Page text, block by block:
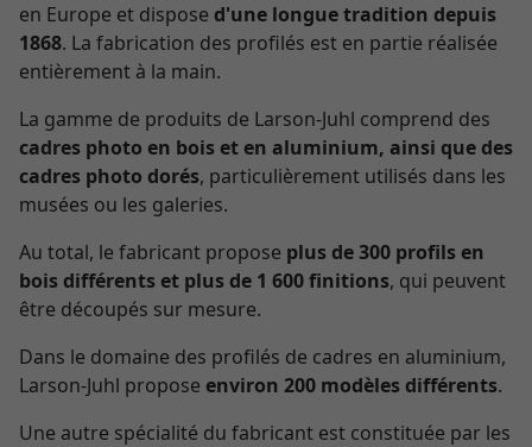
en Europe et dispose d'une longue tradition depuis
1868. La fabrication des profilés est en partie réalisée
entièrement à la main.
La gamme de produits de Larson-Juhl comprend des
cadres photo en bois et en aluminium, ainsi que des
cadres photo dorés, particulièrement utilisés dans les
musées ou les galeries.
Au total, le fabricant propose plus de 300 profils en
bois différents et plus de 1 600 finitions, qui peuvent
être découpés sur mesure.
Dans le domaine des profilés de cadres en aluminium,
Larson-Juhl propose environ 200 modèles différents.
Une autre spécialité du fabricant est constituée par les